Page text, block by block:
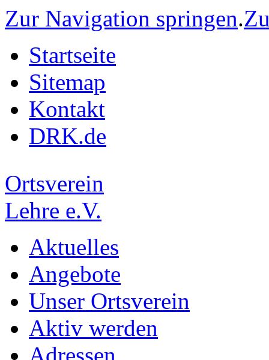
Zur Navigation springen.
Startseite
Sitemap
Kontakt
DRK.de
Ortsverein
Lehre e.V.
Aktuelles
Angebote
Unser Ortsverein
Aktiv werden